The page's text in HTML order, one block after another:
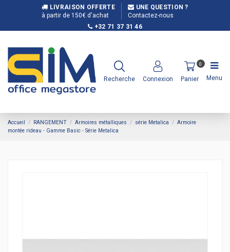
LIVRAISON OFFERTE
à partir de 150€ d'achat
UNE QUESTION ?
Contactez-nous
+32 71 37 31 46
Recherche Connexion
0
Panier Menu
Accueil RANGEMENT Armoires métalliques série Metalica
Armoire
montée rideau - Gamme Basic - Série Metalica